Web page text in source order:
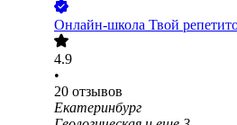
Онлайн-школа Твой
4.9
•
20 отзывов
Екатеринбург